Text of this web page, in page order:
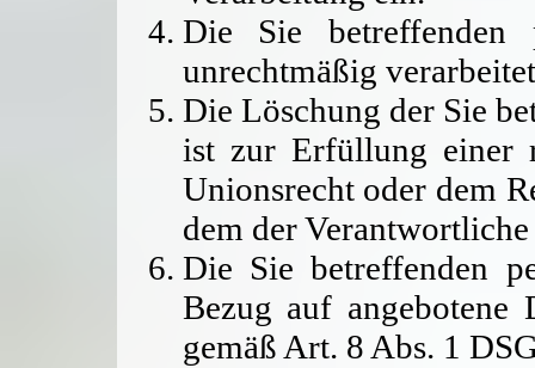
Die Sie betreffenden
unrechtmäßig
Die Löschung der Sie
ist zur Erfüllung einer
Unionsrecht oder dem
dem der
Die Sie betreffenden
Bezug auf angebotene
gemäß Art. 8 Abs. 1